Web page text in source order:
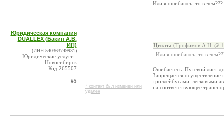
Или я ошибаюсь, то в чем???
Юридическая компания
DUALLEX (Бакин А.В.
ИП)
(ИНН:540363749931)
Юридические услуги ,
Новосибирск
Код:265507
#5
* контакт был изменен или
удален
Цитата (Трофимов А.Н. @
Или я ошибаюсь, то в
Ошибаетесь. Путевой лист
Запрещается осуществление
троллейбусами, легковыми
на соответствующее